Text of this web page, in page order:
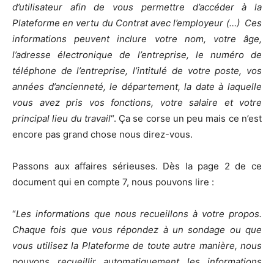
d’utilisateur afin de vous permettre d’accéder à la
Plateforme en vertu du Contrat avec l’employeur (…) Ces
informations peuvent inclure votre nom, votre âge,
l’adresse électronique de l’entreprise, le numéro de
téléphone de l’entreprise, l’intitulé de votre poste, vos
années d’ancienneté, le département, la date à laquelle
vous avez pris vos fonctions, votre salaire et votre
principal lieu du travail“. Ça se corse un peu mais ce n’est
encore pas grand chose nous direz-vous.
Passons aux affaires sérieuses. Dès la page 2 de ce
document qui en compte 7, nous pouvons lire :
“Les informations que nous recueillons à votre propos.
Chaque fois que vous répondez à un sondage ou que
vous utilisez la Plateforme de toute autre manière, nous